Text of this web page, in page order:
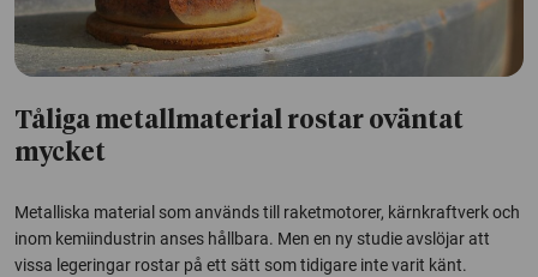
Tåliga metallmaterial rostar oväntat
mycket
Metalliska material som används till raketmotorer, kärnkraftverk och
inom kemiindustrin anses hållbara. Men en ny studie avslöjar att
vissa legeringar rostar på ett sätt som tidigare inte varit känt.